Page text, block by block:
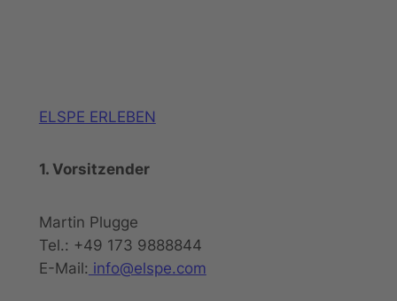
ELSPE ERLEBEN
1. Vorsitzender
Martin Plugge
Tel.: +49 173 9888844
E-Mail: info@elspe.com